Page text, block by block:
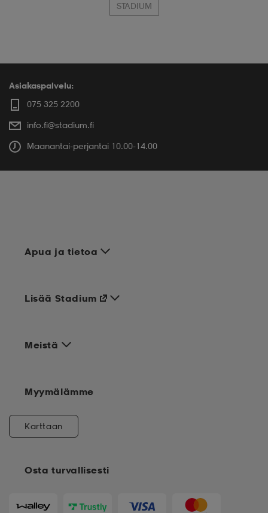
STADIUM
Asiakaspalvelu:
075 325 2200
info.fi@stadium.fi
Maanantai-perjantai 10.00-14.00
Apua ja tietoa
Meistä
Osta turvallisesti
Lisää Stadium
Myymälämme
Karttaan